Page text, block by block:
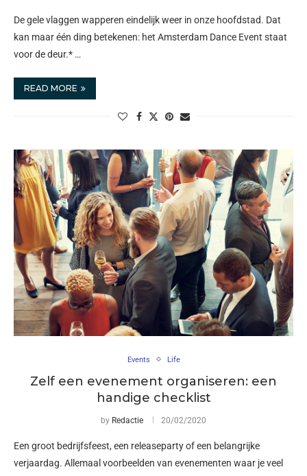
De gele vlaggen wapperen eindelijk weer in onze hoofdstad. Dat
kan maar één ding betekenen: het Amsterdam Dance Event staat
voor de deur.* …
READ MORE
Events Life
Zelf een evenement organiseren: een
handige checklist
by Redactie 20/02/2020
Een groot bedrijfsfeest, een releaseparty of een belangrijke
verjaardag. Allemaal voorbeelden van evenementen waar je veel